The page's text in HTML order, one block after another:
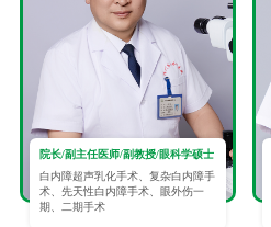
院长/副主任医师/副教授/眼科学硕士
白内障超声乳化手术、复杂白内障手
术、先天性白内障手术、眼外伤一
期、二期手术